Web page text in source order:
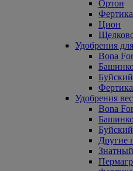
Ортон
Фертика
Цион
Удобрения
Bona
Фертика
Удобрения
Bona
Другие